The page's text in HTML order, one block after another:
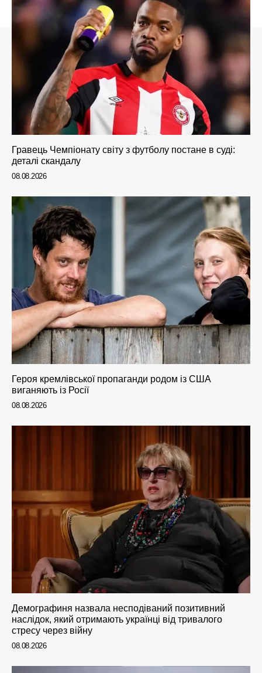
Гравець Чемпіонату світу з футболу постане в суді:
деталі скандалу
08.08.2026
Героя кремлівської пропаганди родом із США
виганяють із Росії
08.08.2026
Демографиня назвала несподіваний позитивний
наслідок, який отримають українці від тривалого
стресу через війну
08.08.2026